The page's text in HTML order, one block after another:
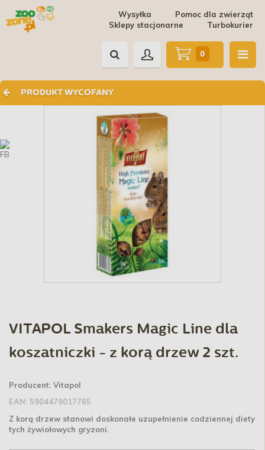
Pomoc dla zwierząt
Wysyłka
Turbokurier
Sklepy stacjonarne
PRODUKT WYCOFANY
0
VITAPOL Smakers Magic Line dla
koszatniczki - z korą drzew 2 szt.
Producent: Vitapol
EAN: 5904479017765
Z korą drzew stanowi doskonałe uzupełnienie codziennej diety
tych żywiołowych gryzoni.